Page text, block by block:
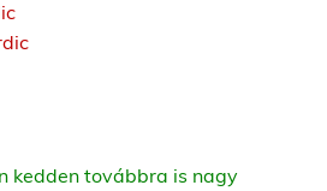
kedden továbbra is nagy